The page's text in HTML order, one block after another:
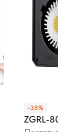
-35%
ZGRL-